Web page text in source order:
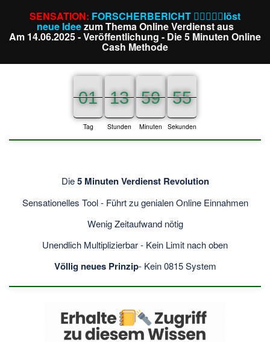
SENSATION: FORSCHERBERICHT ⛓️‍💥🔦📒🚀löst
neue Ideezum Thema Online Verdienst aus
Am 14.06.2025 - Veröffentlichung - Die 5 Minuten Online
Cash Methode
01
01
01
Tag
13
13
13
Stunden
59
59
59
Minuten
55
54
55
Sekunden
Die5 Minuten Verdienst Revolution
Sensationelles Tool - Führt zu genialen Online Einnahmen
Wenig Zeitaufwand nötig
Unendlich Multiplizierbar - Kein Limit nach oben
Völlig neues Prinzip- Kein 0815 System